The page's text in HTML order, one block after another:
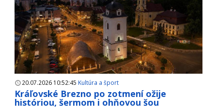
20.07.2026 10:52:45 Kultúra a šport
Kráľovské Brezno po zotmení ožije
históriou, šermom i ohňovou šou